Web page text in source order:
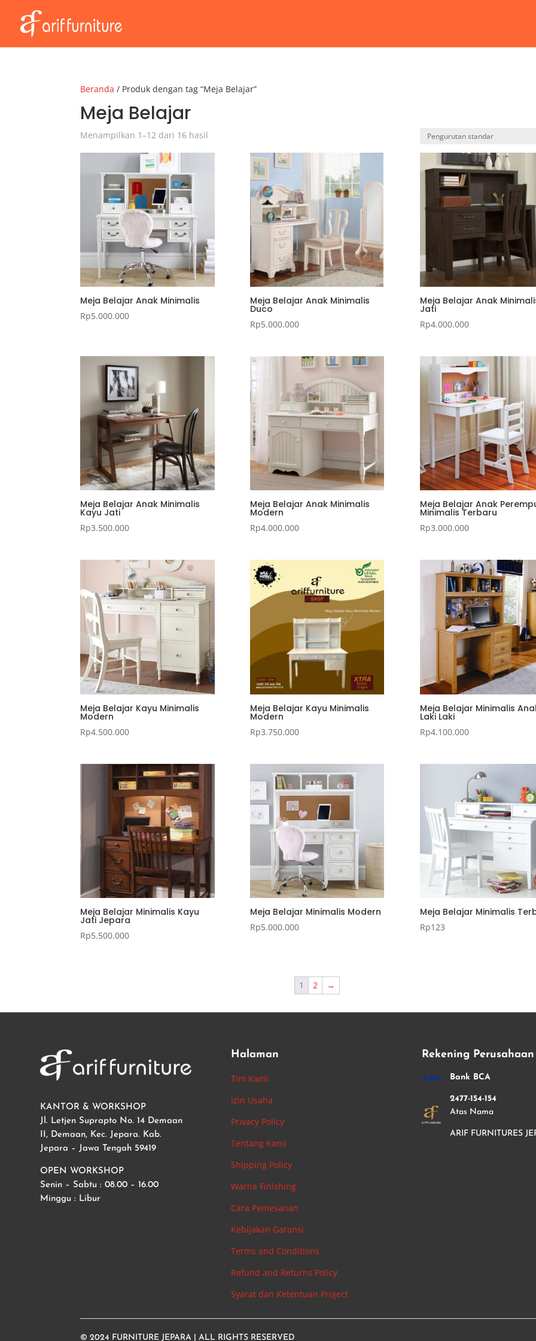
Beranda / Produk dengan tag “Meja Belajar”
Meja Belajar
Menampilkan 1–12 dari 16 hasil
Meja Belajar Anak Minimalis
Rp5.000.000
Meja Belajar Anak Minimalis
Duco
Rp5.000.000
Meja Belajar Anak
Jati
Rp4.000.000
Meja Belajar Anak Minimalis
Kayu Jati
Rp3.500.000
Meja Belajar Anak Minimalis
Modern
Rp4.000.000
Meja Belajar Anak
Minimalis Terbaru
Rp3.000.000
Meja Belajar Kayu Minimalis
Modern
Rp4.500.000
Meja Belajar Kayu Minimalis
Modern
Rp3.750.000
Meja Belajar Minimalis
Laki Laki
Rp4.100.000
Meja Belajar Minimalis Kayu
Jati Jepara
Rp5.500.000
Meja Belajar Minimalis Modern
Rp5.000.000
Meja Belajar Minimalis
Rp123
1 2 →
KANTOR & WORKSHOP
Jl. Letjen Suprapto No. 14 Demaan
II, Demaan, Kec. Jepara. Kab.
Jepara – Jawa Tengah 59419
OPEN WORKSHOP
Senin – Sabtu : 08.00 – 16.00
Minggu : Libur
Halaman
Tim Kami
Izin Usaha
Privacy Policy
Tentang Kami
Shipping Policy
Warna Finishing
Cara Pemesanan
Kebijakan Garansi
Terms and Conditions
Refund and Returns Policy
Syarat dan Ketentuan Project
Rekening Perusahaan
Bank BCA
2477-154-154
Atas Nama
ARIF FURNITURES
© 2024 FURNITURE JEPARA | ALL RIGHTS RESERVED